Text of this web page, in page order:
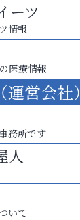
ーツ
情報
医療情報
営会社）
務所です
人
いて